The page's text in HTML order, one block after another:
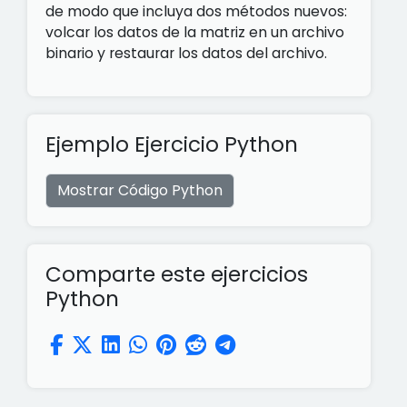
de modo que incluya dos métodos nuevos:
volcar los datos de la matriz en un archivo
binario y restaurar los datos del archivo.
Ejemplo Ejercicio Python
Mostrar Código Python
Comparte este ejercicios
Python